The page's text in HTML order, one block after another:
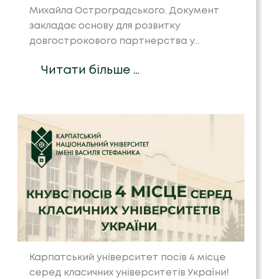
Михайла Остроградського. Документ
закладає основу для розвитку
довгострокового партнерства у…
Читати більше …
Карпатський університет посів 4 місце
серед класичних університетів України!